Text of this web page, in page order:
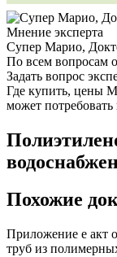
Мнение эксперта
Супер Марио,
По всем вопросам
Задать вопрос
Где купить, цены
может
Похожие
Приложение е акт
труб из